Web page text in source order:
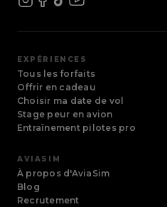
EXPÉRIENCES
Tous les forfaits
Offrir en cadeau
Choisir ma date de vol
Stage peur en avion
Entraînement pilotes pro
AVIASIM
À propos d'AviaSim
Blog
Recrutement